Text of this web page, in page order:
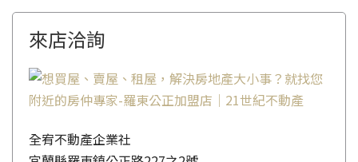
來店洽詢
全宥不動產企業社